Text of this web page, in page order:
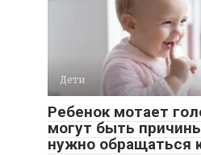
Дети
Ребенок мотает
могут быть
нужно обращаться